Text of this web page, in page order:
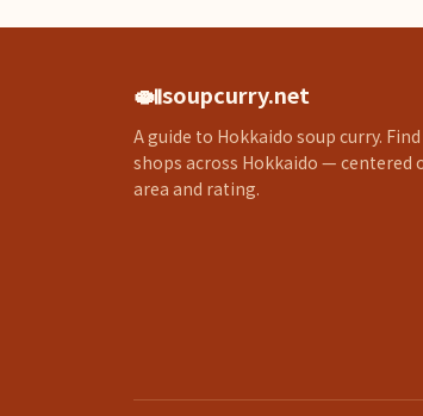
🍛soupcurry.net
A guide to Hokkaido soup curry.
shops across Hokkaido — centered
area and rating.